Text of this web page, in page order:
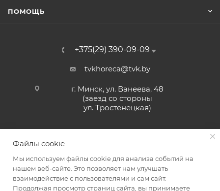
ПОМОЩЬ
+375(29) 390-09-09
tvkhoreca@tvk.by
г. Минск, ул. Ванеева, 48
(заезд со стороны
ул. Тростенецкая)
2026 © ЗАО «ТВК»
Файлы cookie
Мы используем файлы cookie для анализа событий на
нашем веб-сайте. Это позволяет нам улучшать
взаимодействие с пользователями и сам сайт.
Продолжая просмотр страниц сайта, вы принимаете